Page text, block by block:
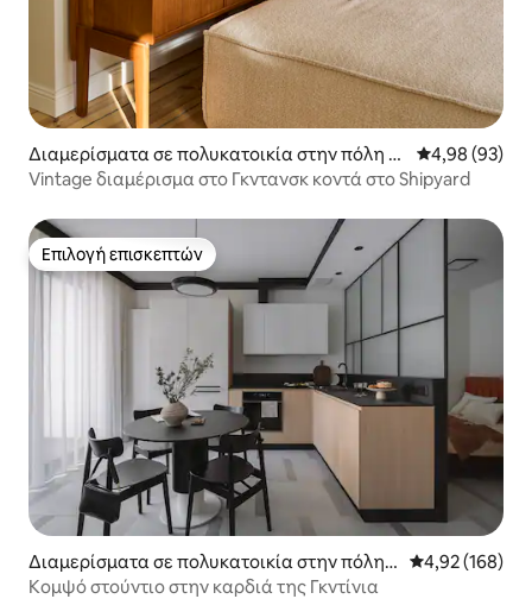
Διαμερίσματα σε πολυκατοικία στην πόλη Γκ
ντανσκ
Μέση
4,98 (93)
Vintage διαμέρισμα στο Γκντανσκ κοντά στο Shipyard
Επιλογή επισκεπτών
Επιλογή επισκεπτών
Διαμερίσματα σε πολυκατοικία στην πόλη
Gdynia
Μέση
4,92 (168)
Κομψό στούντιο στην καρδιά της Γκντίνια